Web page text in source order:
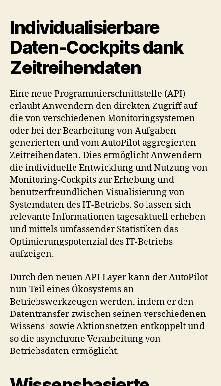
Individualisierbare
Daten-Cockpits dank
Zeitreihendaten
Eine neue Programmierschnittstelle (API)
erlaubt Anwendern den direkten Zugriff auf
die von verschiedenen Monitoringsystemen
oder bei der Bearbeitung von Aufgaben
generierten und vom AutoPilot aggregierten
Zeitreihendaten. Dies ermöglicht Anwendern
die individuelle Entwicklung und Nutzung von
Monitoring-Cockpits zur Erhebung und
benutzerfreundlichen Visualisierung von
Systemdaten des IT-Betriebs. So lassen sich
relevante Informationen tagesaktuell erheben
und mittels umfassender Statistiken das
Optimierungspotenzial des IT-Betriebs
aufzeigen.
Durch den neuen API Layer kann der AutoPilot
nun Teil eines Ökosystems an
Betriebswerkzeugen werden, indem er den
Datentransfer zwischen seinen verschiedenen
Wissens- sowie Aktionsnetzen entkoppelt und
so die asynchrone Verarbeitung von
Betriebsdaten ermöglicht.